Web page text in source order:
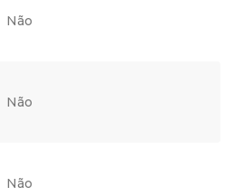
Não
Não
Não